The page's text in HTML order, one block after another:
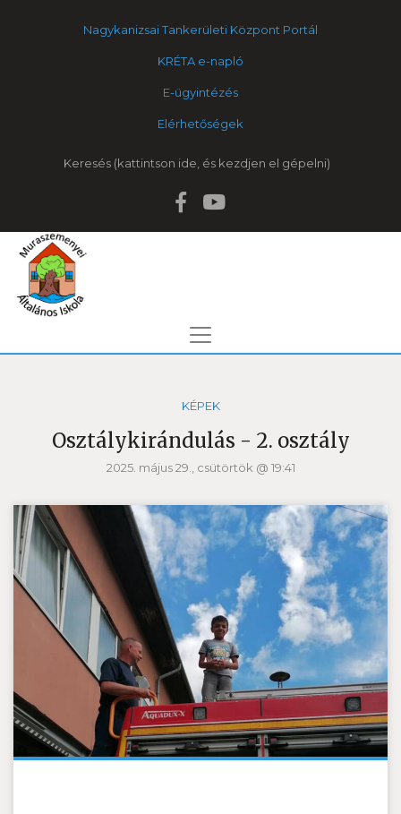
Nagykanizsai Tankerületi Központ Portál
KRÉTA e-napló
E-ügyintézés
Elérhetőségek
Keresés
KÉPEK
Osztálykirándulás - 2. osztály
2025. május 29., csütörtök @ 19:41